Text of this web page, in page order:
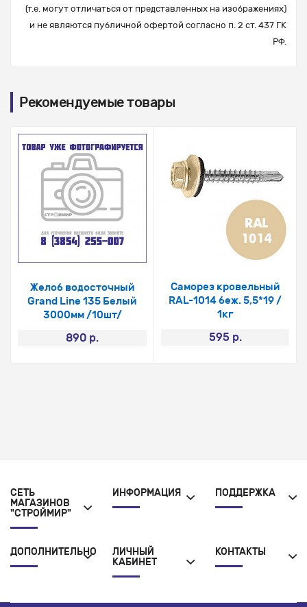
(т.е. могут отличаться от представленных на изображениях)
и не являются публичной офертой согласно п. 2 ст. 437 ГК
РФ.
Рекомендуемые товары
Желоб водосточный
Grand Line 135 Белый
3000мм /10шт/
890 р.
Саморез кровельный
RAL-1014 беж. 5,5*19 /
1кг
595 р.
СЕТЬ
МАГАЗИНОВ
"СТРОЙМИР"
ИНФОРМАЦИЯ ПОДДЕРЖКА
ДОПОЛНИТЕЛЬНО
ЛИЧНЫЙ
КАБИНЕТ
КОНТАКТЫ